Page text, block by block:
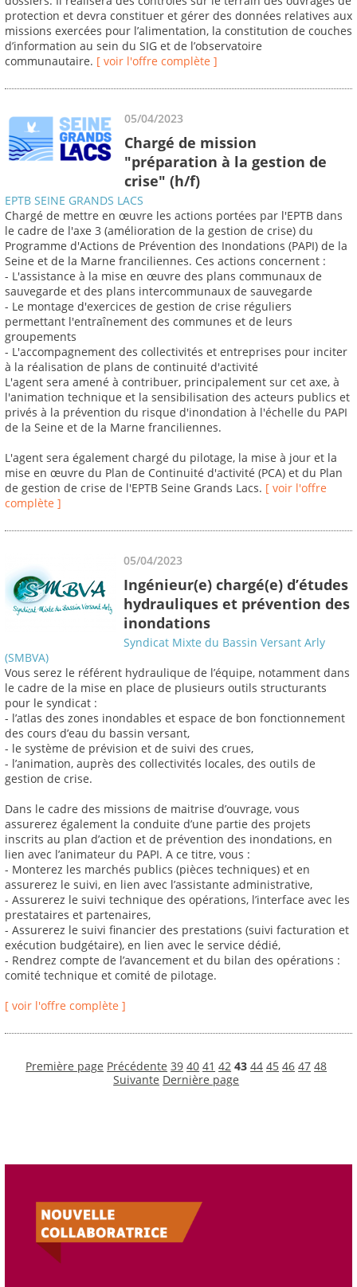
protection et devra constituer et gérer des données relatives aux
missions exercées pour l’alimentation, la constitution de couches
d’information au sein du SIG et de l’observatoire
communautaire. [ voir l'offre complète ]
05/04/2023
Chargé de mission
"préparation à la gestion de
crise" (h/f)
EPTB SEINE GRANDS LACS
Chargé de mettre en œuvre les actions portées par l'EPTB dans
le cadre de l'axe 3 (amélioration de la gestion de crise) du
Programme d'Actions de Prévention des Inondations (PAPI) de la
Seine et de la Marne franciliennes. Ces actions concernent :
- L'assistance à la mise en œuvre des plans communaux de
sauvegarde et des plans intercommunaux de sauvegarde
- Le montage d'exercices de gestion de crise réguliers
permettant l'entraînement des communes et de leurs
groupements
- L'accompagnement des collectivités et entreprises pour inciter
à la réalisation de plans de continuité d'activité
L'agent sera amené à contribuer, principalement sur cet axe, à
l'animation technique et la sensibilisation des acteurs publics et
privés à la prévention du risque d'inondation à l'échelle du PAPI
de la Seine et de la Marne franciliennes.
L'agent sera également chargé du pilotage, la mise à jour et la
mise en œuvre du Plan de Continuité d'activité (PCA) et du Plan
de gestion de crise de l'EPTB Seine Grands Lacs. [ voir l'offre
complète ]
05/04/2023
Ingénieur(e) chargé(e) d’études
hydrauliques et prévention des
inondations
Syndicat Mixte du Bassin Versant Arly
(SMBVA)
Vous serez le référent hydraulique de l’équipe, notamment dans
le cadre de la mise en place de plusieurs outils structurants
pour le syndicat :
- l’atlas des zones inondables et espace de bon fonctionnement
des cours d’eau du bassin versant,
- le système de prévision et de suivi des crues,
- l’animation, auprès des collectivités locales, des outils de
gestion de crise.
Dans le cadre des missions de maitrise d’ouvrage, vous
assurerez également la conduite d’une partie des projets
inscrits au plan d’action et de prévention des inondations, en
lien avec l’animateur du PAPI. A ce titre, vous :
- Monterez les marchés publics (pièces techniques) et en
assurerez le suivi, en lien avec l’assistante administrative,
- Assurerez le suivi technique des opérations, l’interface avec les
prestataires et partenaires,
- Assurerez le suivi financier des prestations (suivi facturation et
exécution budgétaire), en lien avec le service dédié,
- Rendrez compte de l’avancement et du bilan des opérations :
comité technique et comité de pilotage.
[ voir l'offre complète ]
Première page Précédente 39 40 41 42 43 44 45 46 47 48
Suivante Dernière page